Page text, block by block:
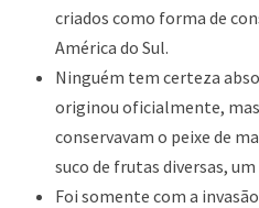
criados como forma de
América do Sul.
Ninguém tem certeza
originou oficialmente, mas
conservavam o peixe de
suco de frutas diversas,
Foi somente com a